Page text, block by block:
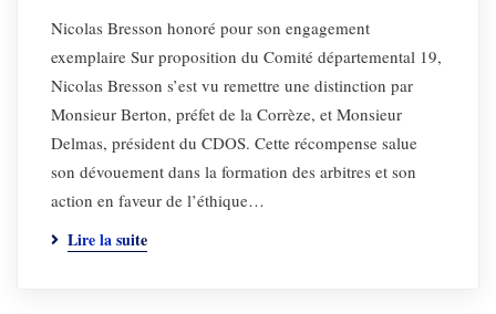
Nicolas Bresson honoré pour son engagement
exemplaire Sur proposition du Comité départemental 19,
Nicolas Bresson s’est vu remettre une distinction par
Monsieur Berton, préfet de la Corrèze, et Monsieur
Delmas, président du CDOS. Cette récompense salue
son dévouement dans la formation des arbitres et son
action en faveur de l’éthique…
Lire la suite